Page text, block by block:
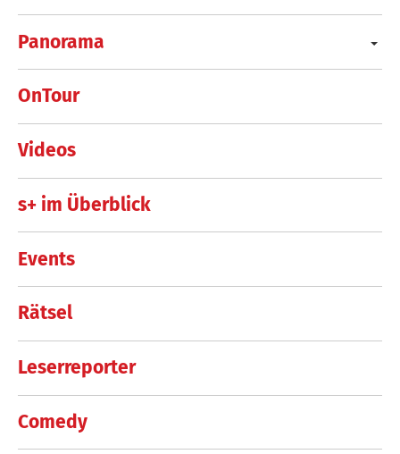
Panorama
OnTour
Videos
s+ im Überblick
Events
Rätsel
Leserreporter
Comedy